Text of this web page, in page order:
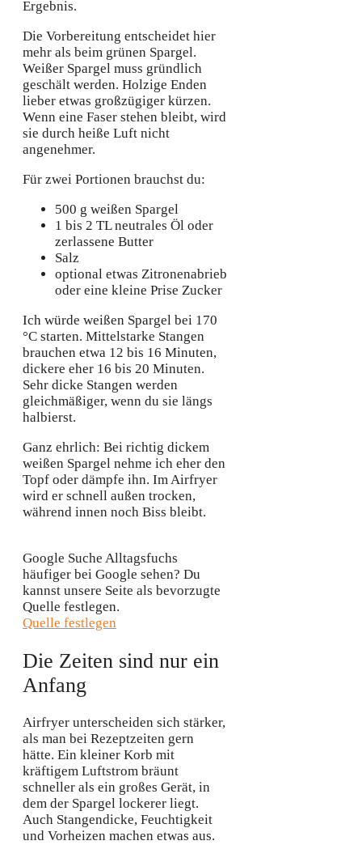
Ergebnis.
Die Vorbereitung entscheidet hier
mehr als beim grünen Spargel.
Weißer Spargel muss gründlich
geschält werden. Holzige Enden
lieber etwas großzügiger kürzen.
Wenn eine Faser stehen bleibt, wird
sie durch heiße Luft nicht
angenehmer.
Für zwei Portionen brauchst du:
500 g weißen Spargel
1 bis 2 TL neutrales Öl oder
zerlassene Butter
Salz
optional etwas Zitronenabrieb
oder eine kleine Prise Zucker
Ich würde weißen Spargel bei 170
°C starten. Mittelstarke Stangen
brauchen etwa 12 bis 16 Minuten,
dickere eher 16 bis 20 Minuten.
Sehr dicke Stangen werden
gleichmäßiger, wenn du sie längs
halbierst.
Ganz ehrlich: Bei richtig dickem
weißen Spargel nehme ich eher den
Topf oder dämpfe ihn. Im Airfryer
wird er schnell außen trocken,
während innen noch Biss bleibt.
Google Suche Alltagsfuchs
häufiger bei Google sehen? Du
kannst unsere Seite als bevorzugte
Quelle festlegen.
Quelle festlegen
Die Zeiten sind nur ein
Anfang
Airfryer unterscheiden sich stärker,
als man bei Rezeptzeiten gern
hätte. Ein kleiner Korb mit
kräftigem Luftstrom bräunt
schneller als ein großes Gerät, in
dem der Spargel lockerer liegt.
Auch Stangendicke, Feuchtigkeit
und Vorheizen machen etwas aus.